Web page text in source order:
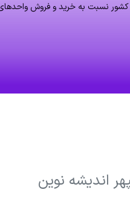
کشور نسبت به خرید و فروش
اندیشه نوین